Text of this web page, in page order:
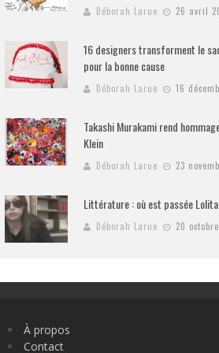
Déborah Larue 26 avril
16 designers transforment le
pour la bonne cause
Déborah Larue 16
Takashi Murakami rend
Klein
Déborah Larue 23
Littérature : où est passée
Déborah Larue 20
À propos
Contact